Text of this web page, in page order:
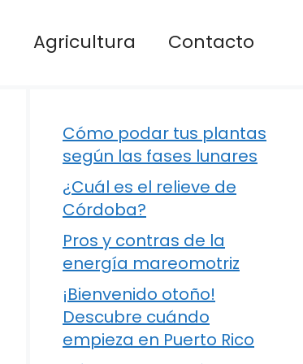
Agricultura Contacto
Cómo podar tus plantas
según las fases lunares
¿Cuál es el relieve de
Córdoba?
Pros y contras de la
energía mareomotriz
¡Bienvenido otoño!
Descubre cuándo
empieza en Puerto Rico